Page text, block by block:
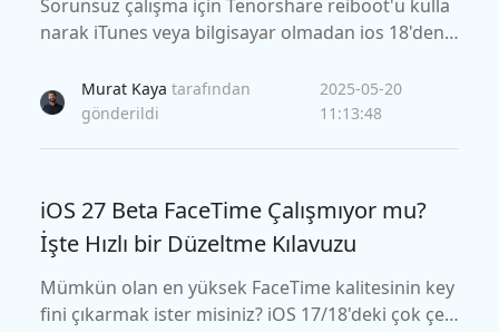
Sorunsuz çalışma için Tenorshare reiboot'u kulla
narak iTunes veya bilgisayar olmadan ios 18'den 1
Murat Kaya tarafından
gönderildi
2025-05-20
11:13:48
iOS 27 Beta FaceTime Çalışmıyor mu?
İşte Hızlı bir Düzeltme Kılavuzu
Mümkün olan en yüksek FaceTime kalitesinin key
fini çıkarmak ister misiniz? iOS 17/18'deki çok çeşi